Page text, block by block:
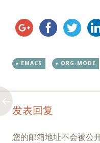
EMACS ORG-MODE
Post
←
→
发表回复
您的邮箱地址不会被公开